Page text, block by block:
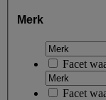
Merk
Facet
Facet